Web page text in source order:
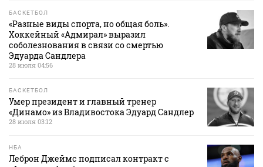
БАСКЕТБОЛ
«Разные виды спорта, но общая боль».
Хоккейный «Адмирал» выразил
соболезнования в связи со смертью
Эдуарда Сандлера
28 июля 04:56
БАСКЕТБОЛ
Умер президент и главный тренер
«Динамо» из Владивостока Эдуард Сандлер
28 июля 03:12
НБА
Леброн Джеймс подписал контракт с